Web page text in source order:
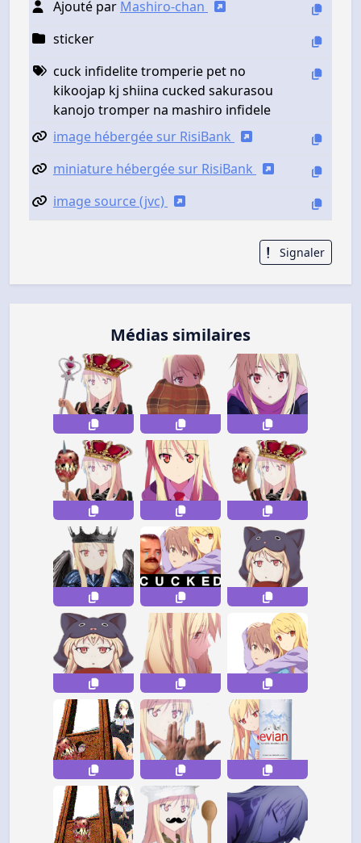
Ajouté par Mashiro-chan
sticker
cuck infidelite tromperie pet no
kikoojap kj shiina cucked sakurasou
kanojo tromper na mashiro infidele
image hébergée sur RisiBank
miniature hébergée sur RisiBank
image source (jvc)
Signaler
Médias similaires